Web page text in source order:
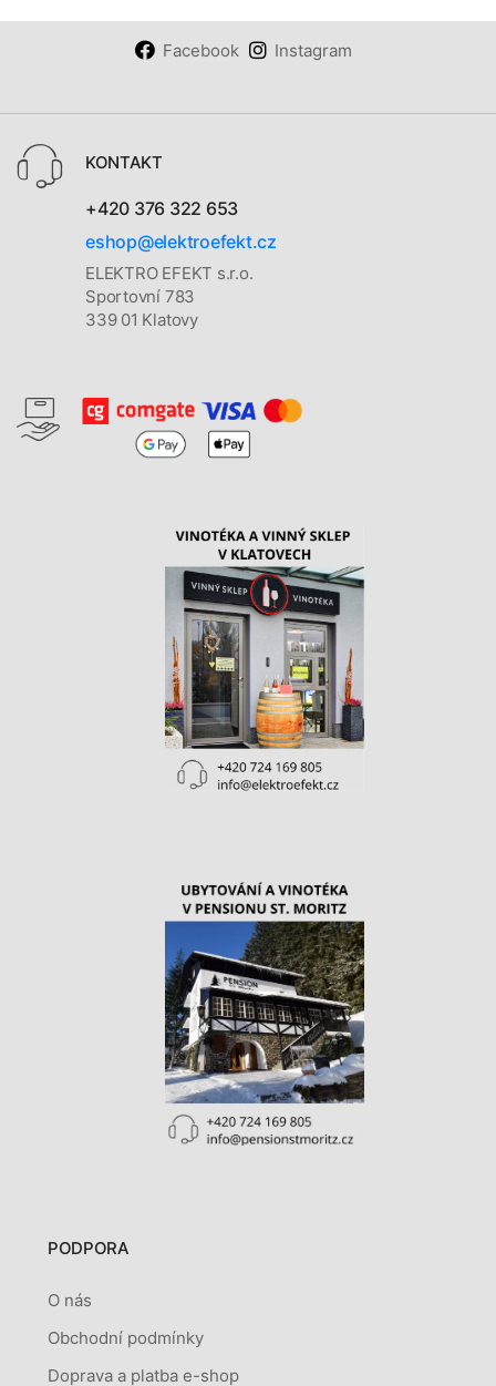
Facebook Instagram
KONTAKT
+420 376 322 653
eshop@elektroefekt.cz
ELEKTRO EFEKT s.r.o.
Sportovní 783
339 01 Klatovy
PODPORA
O nás
Obchodní podmínky
Doprava a platba e-shop